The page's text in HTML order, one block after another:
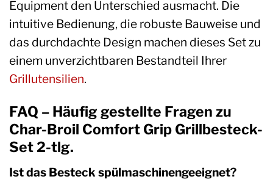
Equipment den Unterschied ausmacht. Die
intuitive Bedienung, die robuste Bauweise und
das durchdachte Design machen dieses Set zu
einem unverzichtbaren Bestandteil Ihrer
Grillutensilien.
FAQ – Häufig gestellte Fragen zu
Char-Broil Comfort Grip Grillbesteck-
Set 2-tlg.
Ist das Besteck spülmaschinengeeignet?